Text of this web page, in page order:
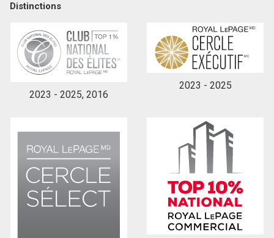
Distinctions
2023 - 2025, 2016
2023 - 2025